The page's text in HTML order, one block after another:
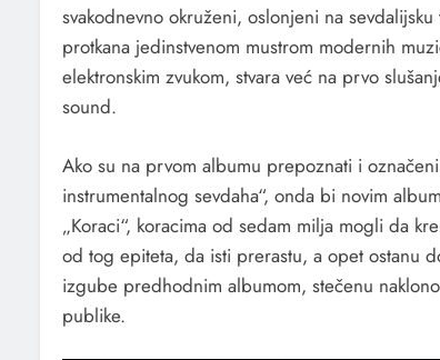
svakodnevno okruženi, oslonjeni na
protkana jedinstvenom mustrom modernih
elektronskim zvukom, stvara već na prvo
sound.
Ako su na prvom albumu prepoznati i
instrumentalnog sevdaha“, onda bi novim
„Koraci“, koracima od sedam milja mogli da
od tog epiteta, da isti prerastu, a opet ostanu
izgube predhodnim albumom, stečenu
publike.